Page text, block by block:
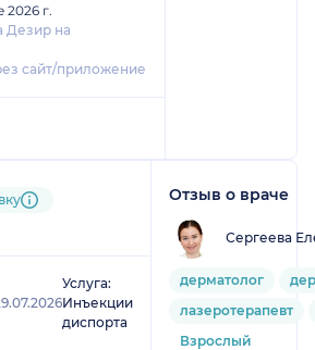
2026 г.
Дезир на
сайт/приложение
через
Услуга:
Инъекции
диспорта
Отзыв о враче
Сергеева
дерматолог
лазеротерапевт
Взрослый